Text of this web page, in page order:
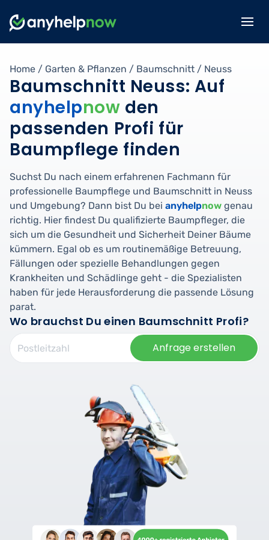
Home / Garten & Pflanzen / Baumschnitt / Neuss
Baumschnitt Neuss: Auf
anyhelpnow den
passenden Profi für
Baumpflege finden
Suchst Du nach einem erfahrenen Fachmann für
professionelle Baumpflege und Baumschnitt in Neuss
und Umgebung? Dann bist Du bei anyhelpnow genau
richtig. Hier findest Du qualifizierte Baumpfleger, die
sich um die Gesundheit und Sicherheit Deiner Bäume
kümmern. Egal ob es um routinemäßige Betreuung,
Fällungen oder spezielle Behandlungen gegen
Krankheiten und Schädlinge geht - die Spezialisten
haben für jede Herausforderung die passende Lösung
parat.
Wo brauchst Du einen Baumschnitt Profi?
Anfrage erstellen